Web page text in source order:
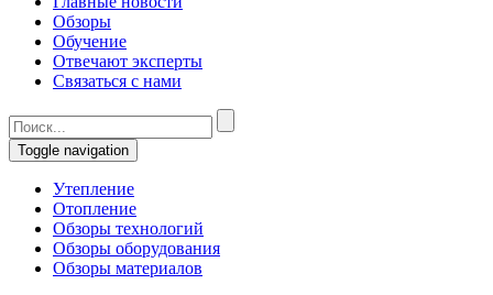
Обзоры
Обучение
Отвечают эксперты
Связаться с нами
Toggle navigation
Утепление
Отопление
Обзоры технологий
Обзоры оборудования
Обзоры материалов